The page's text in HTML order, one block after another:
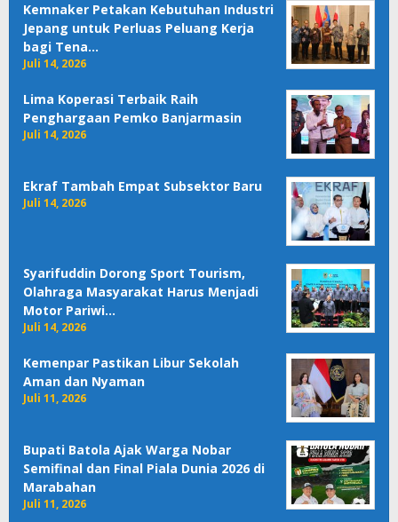
Kemnaker Petakan Kebutuhan Industri
Jepang untuk Perluas Peluang Kerja
bagi Tena…
Juli 14, 2026
Lima Koperasi Terbaik Raih
Penghargaan Pemko Banjarmasin
Juli 14, 2026
Ekraf Tambah Empat Subsektor Baru
Juli 14, 2026
Syarifuddin Dorong Sport Tourism,
Olahraga Masyarakat Harus Menjadi
Motor Pariwi…
Juli 14, 2026
Kemenpar Pastikan Libur Sekolah
Aman dan Nyaman
Juli 11, 2026
Bupati Batola Ajak Warga Nobar
Semifinal dan Final Piala Dunia 2026 di
Marabahan
Juli 11, 2026